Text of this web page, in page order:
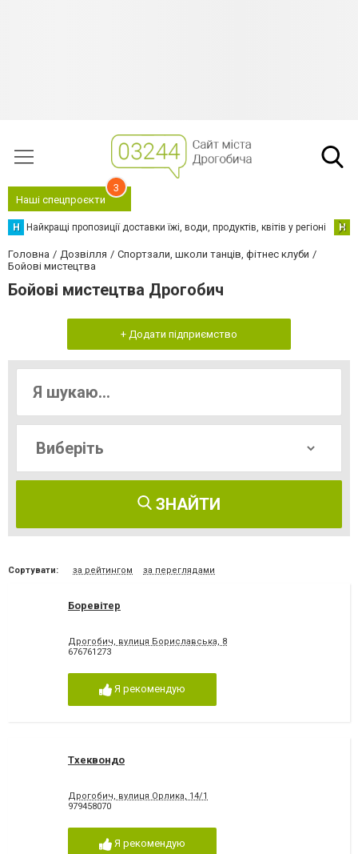
Наші спецпроєкти
3
Н Найкращі пропозиції доставки їжі, води, продуктів, квітів у регіоні Н
Головна Дозвілля
Спортзали, школи танців, фітнес клуби
Бойові мистецтва
Бойові мистецтва Дрогобич
+ Додати підприємство
ЗНАЙТИ
Сортувати: за рейтингом за переглядами
Боревітер
Дрогобич, вулиця Бориславська, 8
676761273
Я рекомендую
Тхеквондо
Дрогобич, вулиця Орлика, 14/1
979458070
Я рекомендую